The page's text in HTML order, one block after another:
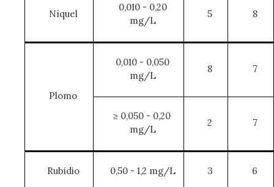
Níquel
0,010 - 0,20
mg/L
5 8
Plomo
0,010 - 0,050
mg/L
8 7
≥ 0,050 - 0,20
mg/L
2 7
Rubidio 0,50 - 1,2 mg/L 3 6